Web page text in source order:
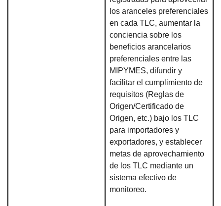
los aranceles preferenciales
en cada TLC, aumentar la
conciencia sobre los
beneficios arancelarios
preferenciales entre las
MIPYMES, difundir y
facilitar el cumplimiento de
requisitos (Reglas de
Origen/Certificado de
Origen, etc.) bajo los TLC
para importadores y
exportadores, y establecer
metas de aprovechamiento
de los TLC mediante un
sistema efectivo de
monitoreo.